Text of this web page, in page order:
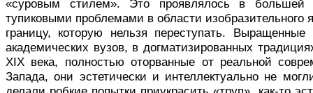
«суровым стилем». Это проявлялось в большей
тупиковыми проблемами в области
границу, которую нельзя переступать. Выращенные
академических вузов, в догматизированных
ХIX века, полностью оторванные от реальной
Запада, они эстетически и интеллектуально не